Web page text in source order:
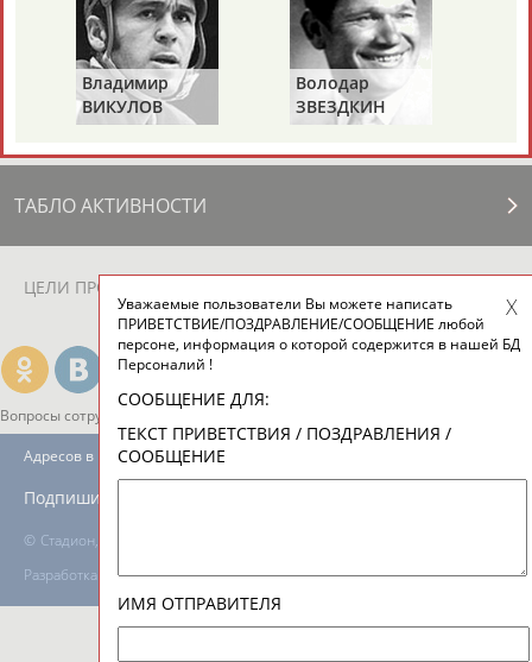
24 персон из 13181
ЕЩЁ ПЕРСОНЫ
ТАБЛО АКТИВНОСТИ
ЦЕЛИ ПРОЕКТА
Вопросы сотрудничества и совместной деятельности
© Стадион, 1998-2026
Разработка и поддержка ООО НАИТ «Стадион»
Адресов в новостной рассылке: 996
Подпишись
Владимир
ВИКУЛОВ
Володар
ЗВЕЗДКИН
Уважаемые пользователи Вы можете написать
ПРИВЕТСТВИЕ/ПОЗДРАВЛЕНИЕ/СООБЩЕНИЕ любой
персоне, информация о которой содержится в нашей БД
Персоналий !
СООБЩЕНИЕ ДЛЯ:
ТЕКСТ ПРИВЕТСТВИЯ / ПОЗДРАВЛЕНИЯ /
СООБЩЕНИЕ
ИМЯ ОТПРАВИТЕЛЯ